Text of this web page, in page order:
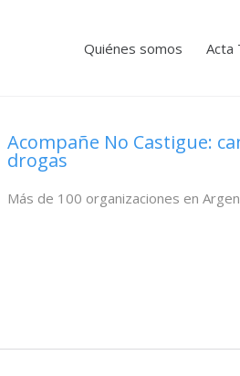
Quiénes somos Acta
Acompañe No Castigue:
drogas
Más de 100 organizaciones en